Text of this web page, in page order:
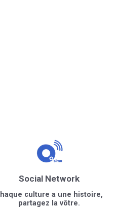
Social Network
culture a une histoire,
partagez la vôtre.